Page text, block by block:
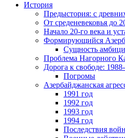
История
Предыстория: с
От среденевековья до
Начало 20-го века и
Формирующийся
Сущность
Проблема Нагорного
Дорога к свободе:
Погромы
Азербайджанская
1991 год
1992 год
1993 год
1994 год
Последствия